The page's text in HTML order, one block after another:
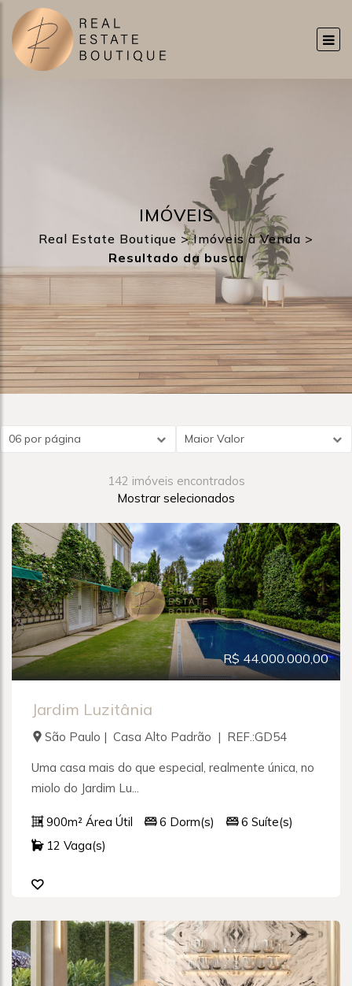
IMÓVEIS
Real Estate Boutique >Imóveis à Venda >
Resultado da busca
Maior Valor
06 por página
142 imóveis encontrados
Mostrar selecionados
R$ 44.000.000,00
Jardim Luzitânia
São Paulo | Casa Alto Padrão | REF.:GD54
Uma casa mais do que especial, realmente única, no
miolo do Jardim Lu...
900m² Área Útil 6 Dorm(s)
6 Suíte(s)
12 Vaga(s)